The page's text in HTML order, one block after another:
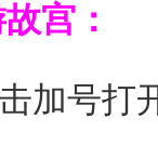
宫：
加号打